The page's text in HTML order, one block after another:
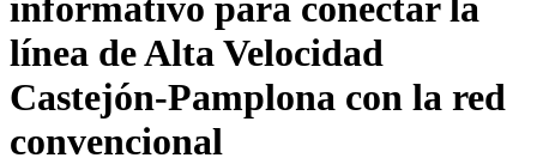
línea de Alta Velocidad
Castejón-Pamplona con la red
convencional